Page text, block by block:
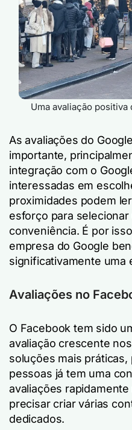
Uma avaliação
As avaliações do
importante,
integração com o
interessadas em
proximidades podem
esforço para
conveniência. É por
empresa do Google
significativamente uma
Avaliações no
O Facebook tem sido
avaliação crescente
soluções mais práticas,
pessoas já tem uma
avaliações
precisar criar várias
dedicados.